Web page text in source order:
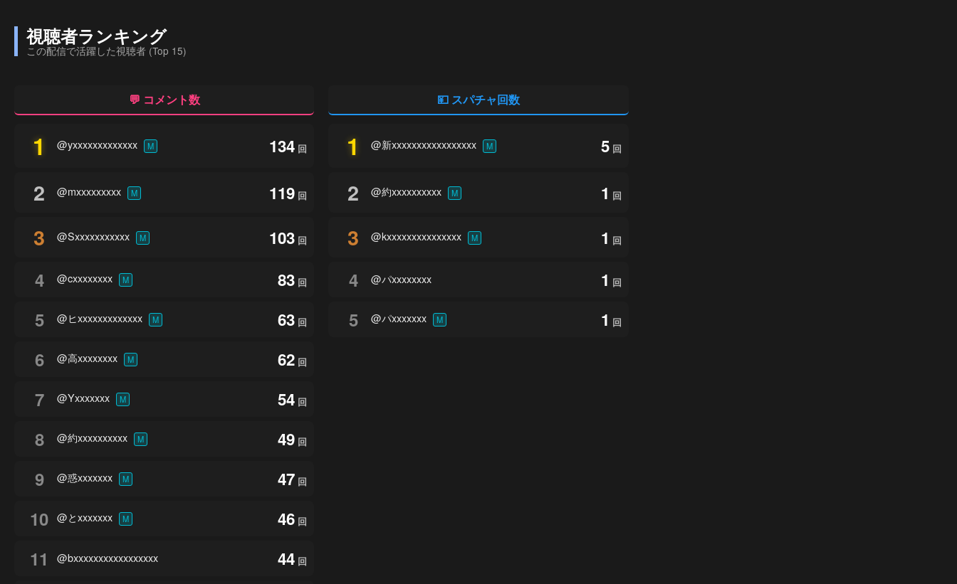
視聴者ランキング
この配信で活躍した視聴者 (Top 15)
💬 コメント数
1 @yxxxxxxxxxxxxx M 134 回
2 @mxxxxxxxxx M 119 回
3 @Sxxxxxxxxxxx M 103 回
4 @cxxxxxxxx M 83 回
5 @ヒxxxxxxxxxxxxx M 63 回
6 @高xxxxxxxx M 62 回
7 @Yxxxxxxx M 54 回
8 @約xxxxxxxxxx M 49 回
9 @惑xxxxxxx M 47 回
10 @とxxxxxxx M 46 回
11 @bxxxxxxxxxxxxxxxxx 44 回
💴 スパチャ回数
1 @新xxxxxxxxxxxxxxxxx M 5 回
2 @約xxxxxxxxxx M 1 回
3 @kxxxxxxxxxxxxxxx M 1 回
4 @パxxxxxxxx 1 回
5 @パxxxxxxx M 1 回